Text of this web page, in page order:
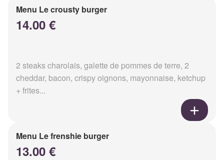
Menu Le crousty burger
14.00 €
2 steaks charolais, galette de pommes de terre, 2
cheddar, bacon, crispy oignons, mayonnaise, ketchup
+ frites...
Menu Le frenshie burger
13.00 €